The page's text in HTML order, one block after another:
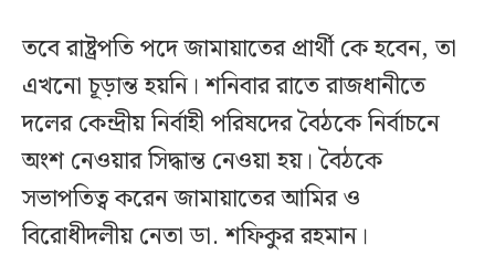
তবে রাষ্ট্রপতি পদে জামায়াতের প্রার্থী কে হবেন, তা
এখনো চূড়ান্ত হয়নি। শনিবার রাতে রাজধানীতে
দলের কেন্দ্রীয় নির্বাহী পরিষদের বৈঠকে নির্বাচনে
অংশ নেওয়ার সিদ্ধান্ত নেওয়া হয়। বৈঠকে
সভাপতিত্ব করেন জামায়াতের আমির ও
বিরোধীদলীয় নেতা ডা. শফিকুর রহমান।